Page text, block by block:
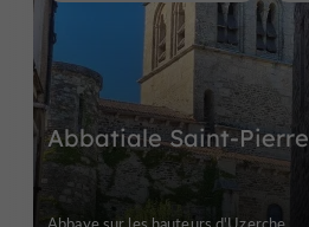
Abbatiale Saint-Pierre
Abbaye sur les hauteurs d'Uzerche